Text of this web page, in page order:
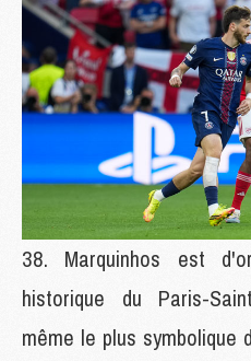
Marquinhos est
historique du Paris-
même le plus